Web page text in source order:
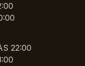
22:00